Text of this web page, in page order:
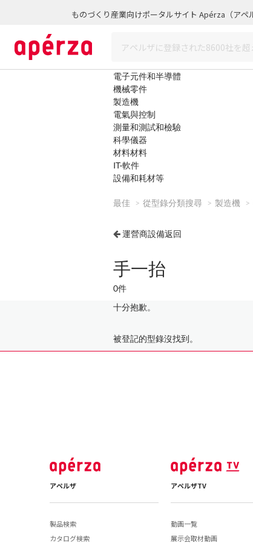
ものづくり産業向けポータルサイト Apérza（アペ
電子元件和半導體
機械零件
製造機
電氣與控制
測量和測試和檢驗
科學儀器
材料材料
IT·軟件
設備和耗材等
最佳 從型錄分類搜尋 製造機
運營商設備返回
手一抬
0件
十分抱歉。
被登記的型錄沒找到。
アペルザ
製品検索
カタログ検索
アペルザTV
動画一覧
展示会取材動画